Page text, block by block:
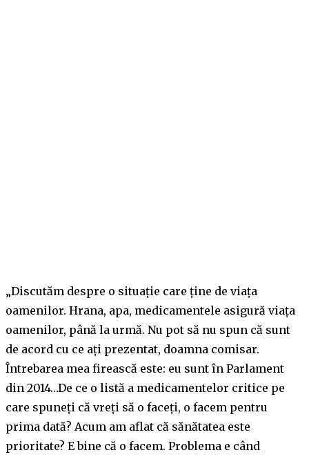
„Discutăm despre o situație care ține de viața
oamenilor. Hrana, apa, medicamentele asigură viața
oamenilor, până la urmă. Nu pot să nu spun că sunt
de acord cu ce ați prezentat, doamna comisar.
Întrebarea mea firească este: eu sunt în Parlament
din 2014…De ce o listă a medicamentelor critice pe
care spuneți că vreți să o faceți, o facem pentru
prima dată? Acum am aflat că sănătatea este
prioritate? E bine că o facem. Problema e când